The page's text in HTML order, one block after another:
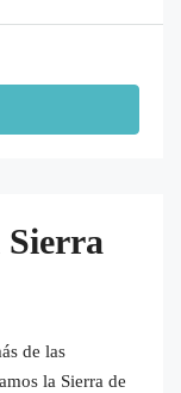
Sierra
de las
la Sierra de